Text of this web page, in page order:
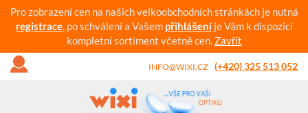
Pro zobrazení cen na našich velkoobchodních stránkách je nutná
registrace, po schválení a Vašem přihlášeníje Vám k dispozici
kompletní sortiment včetně cen. Zavřít
INFO@WIXI.CZ (+420) 325 513 052